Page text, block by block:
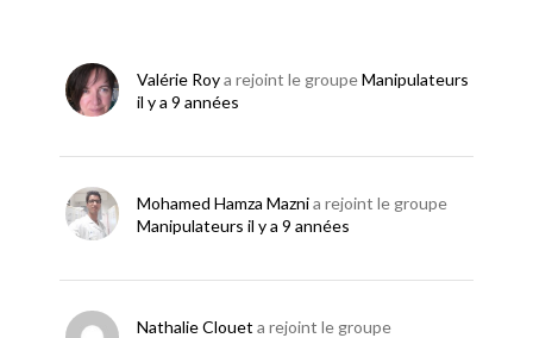
Valérie Roya rejoint le groupeManipulateurs
il y a 9 années
Mohamed Hamza Maznia rejoint le groupe
Manipulateurs il y a 9 années
Nathalie Clouet a rejoint le groupe